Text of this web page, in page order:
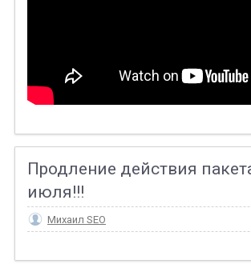
Продление действия
июля!!!
Михаил SEO